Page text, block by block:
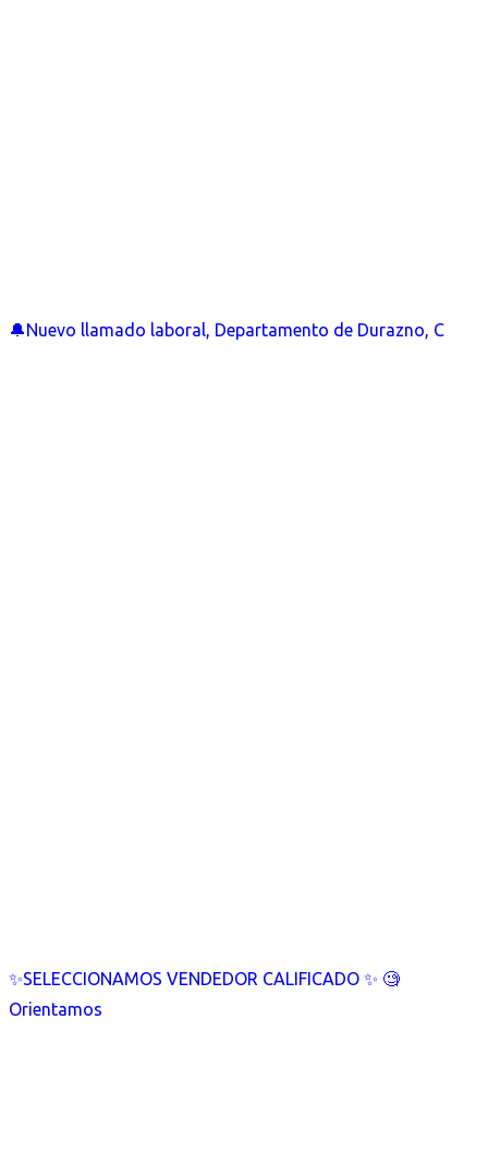
🔔Nuevo llamado laboral, Departamento de Durazno, C
✨SELECCIONAMOS VENDEDOR CALIFICADO ✨ 🧐
Orientamos